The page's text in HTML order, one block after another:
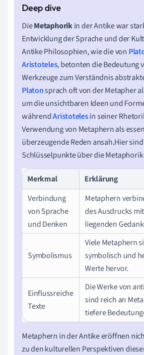
DieMetaphorikin der Antike war
Entwicklung der Sprache und der
Antike Philosophien, wie die von
Aristoteles, betonten die Bedeutung
Werkzeuge zum Verständnis
Platonsprach oft von der Metapher
um die unsichtbaren Ideen und
währendAristotelesin seiner
Verwendung von Metaphern als
überzeugende Reden ansah.Hier
Schlüsselpunkte über die
Merkmal
Erklärung
Verbindung
von Sprache
und Denken
Metaphern
des Ausdrucks
liegenden
Symbolismus
Viele Metaphern
symbolisch und
Werte hervor.
Einflussreiche
Texte
Die Werke von
sind reich an
tiefere
Metaphern in der Antike eröffnen
zu den kulturellen Perspektiven